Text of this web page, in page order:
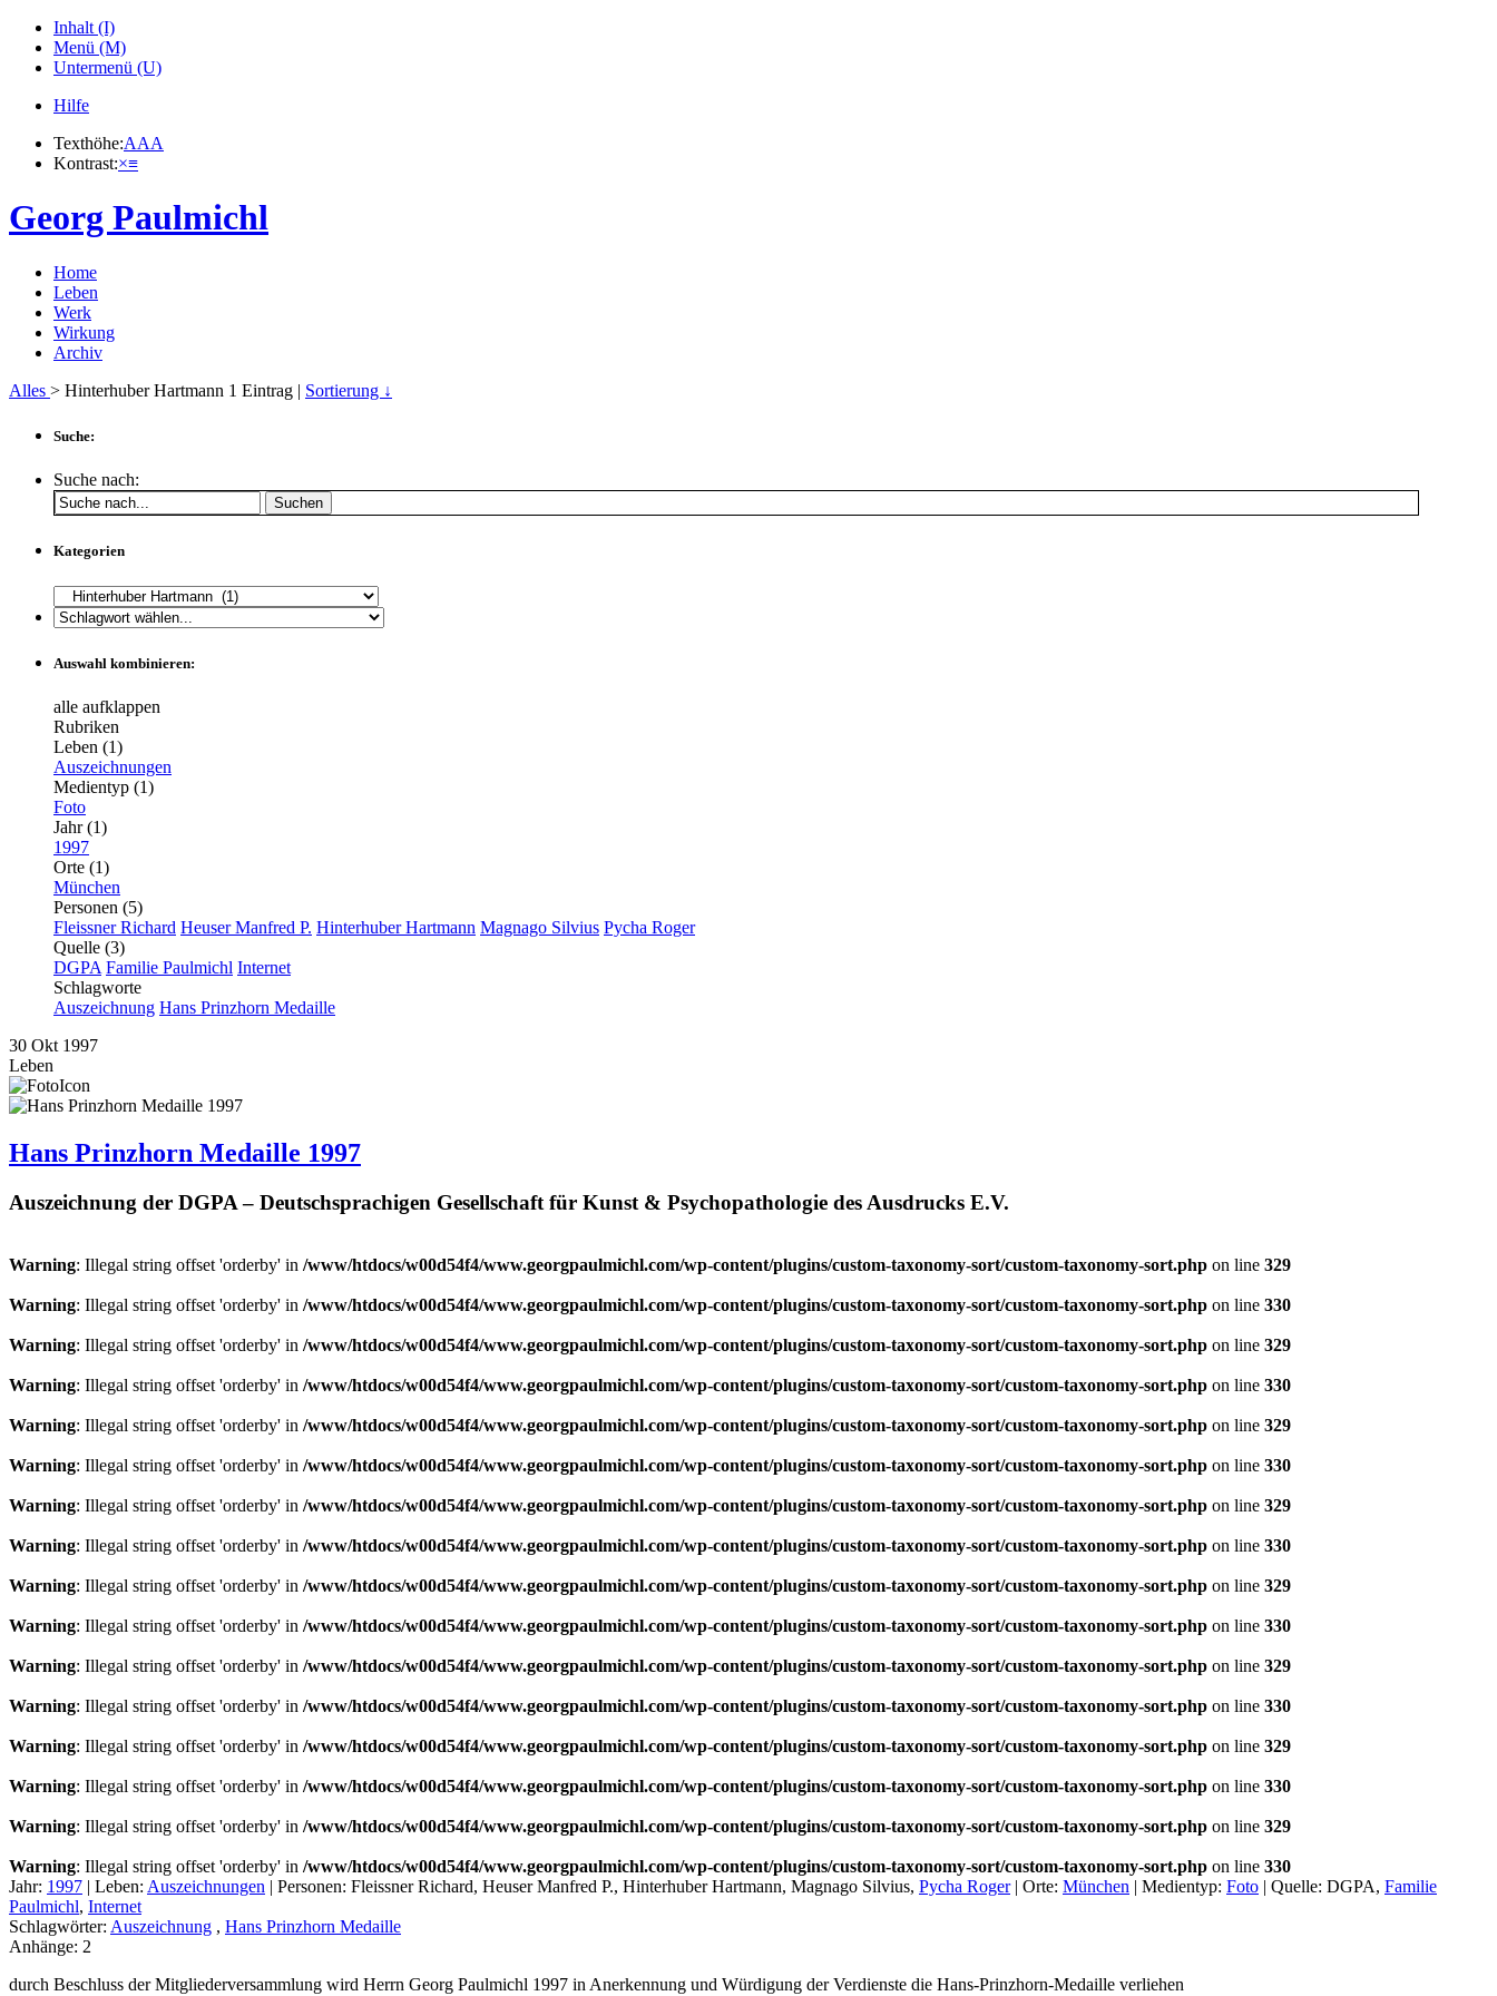
Inhalt (I)
Menü (M)
Untermenü (U)
Hilfe
Texthöhe:AAA
Kontrast:×≡
Georg Paulmichl
Home
Leben
Werk
Wirkung
Archiv
Alles > Hinterhuber Hartmann 1 Eintrag | Sortierung ↓
Suche:
Suche nach:
Suchen
Kategorien
Auswahl kombinieren:
alle aufklappen
Rubriken
Leben (1)
Auszeichnungen
Medientyp (1)
Foto
Jahr (1)
1997
Orte (1)
München
Personen (5)
Fleissner Richard Heuser Manfred P. Hinterhuber Hartmann Magnago Silvius Pycha Roger
Quelle (3)
DGPA Familie Paulmichl Internet
Schlagworte
Auszeichnung Hans Prinzhorn Medaille
30 Okt 1997
Leben
Hans Prinzhorn Medaille 1997
Auszeichnung der DGPA – Deutschsprachigen Gesellschaft für Kunst & Psychopathologie des Ausdrucks E.V.
Warning: Illegal string offset 'orderby' in /www/htdocs/w00d54f4/www.georgpaulmichl.com/wp-content/plugins/custom-taxonomy-sort/custom-taxonomy-sort.php on line 329
Warning: Illegal string offset 'orderby' in /www/htdocs/w00d54f4/www.georgpaulmichl.com/wp-content/plugins/custom-taxonomy-sort/custom-taxonomy-sort.php on line 330
Warning: Illegal string offset 'orderby' in /www/htdocs/w00d54f4/www.georgpaulmichl.com/wp-content/plugins/custom-taxonomy-sort/custom-taxonomy-sort.php on line 329
Warning: Illegal string offset 'orderby' in /www/htdocs/w00d54f4/www.georgpaulmichl.com/wp-content/plugins/custom-taxonomy-sort/custom-taxonomy-sort.php on line 330
Warning: Illegal string offset 'orderby' in /www/htdocs/w00d54f4/www.georgpaulmichl.com/wp-content/plugins/custom-taxonomy-sort/custom-taxonomy-sort.php on line 329
Warning: Illegal string offset 'orderby' in /www/htdocs/w00d54f4/www.georgpaulmichl.com/wp-content/plugins/custom-taxonomy-sort/custom-taxonomy-sort.php on line 330
Warning: Illegal string offset 'orderby' in /www/htdocs/w00d54f4/www.georgpaulmichl.com/wp-content/plugins/custom-taxonomy-sort/custom-taxonomy-sort.php on line 329
Warning: Illegal string offset 'orderby' in /www/htdocs/w00d54f4/www.georgpaulmichl.com/wp-content/plugins/custom-taxonomy-sort/custom-taxonomy-sort.php on line 330
Warning: Illegal string offset 'orderby' in /www/htdocs/w00d54f4/www.georgpaulmichl.com/wp-content/plugins/custom-taxonomy-sort/custom-taxonomy-sort.php on line 329
Warning: Illegal string offset 'orderby' in /www/htdocs/w00d54f4/www.georgpaulmichl.com/wp-content/plugins/custom-taxonomy-sort/custom-taxonomy-sort.php on line 330
Warning: Illegal string offset 'orderby' in /www/htdocs/w00d54f4/www.georgpaulmichl.com/wp-content/plugins/custom-taxonomy-sort/custom-taxonomy-sort.php on line 329
Warning: Illegal string offset 'orderby' in /www/htdocs/w00d54f4/www.georgpaulmichl.com/wp-content/plugins/custom-taxonomy-sort/custom-taxonomy-sort.php on line 330
Warning: Illegal string offset 'orderby' in /www/htdocs/w00d54f4/www.georgpaulmichl.com/wp-content/plugins/custom-taxonomy-sort/custom-taxonomy-sort.php on line 329
Warning: Illegal string offset 'orderby' in /www/htdocs/w00d54f4/www.georgpaulmichl.com/wp-content/plugins/custom-taxonomy-sort/custom-taxonomy-sort.php on line 330
Warning: Illegal string offset 'orderby' in /www/htdocs/w00d54f4/www.georgpaulmichl.com/wp-content/plugins/custom-taxonomy-sort/custom-taxonomy-sort.php on line 329
Warning: Illegal string offset 'orderby' in /www/htdocs/w00d54f4/www.georgpaulmichl.com/wp-content/plugins/custom-taxonomy-sort/custom-taxonomy-sort.php on line 330
Jahr: 1997 | Leben: Auszeichnungen | Personen: Fleissner Richard, Heuser Manfred P., Hinterhuber Hartmann, Magnago Silvius, Pycha Roger| Orte: München | Medientyp: Foto | Quelle: DGPA, Familie
Paulmichl, Internet
Schlagwörter: Auszeichnung , Hans Prinzhorn Medaille
Anhänge: 2
durch Beschluss der Mitgliederversammlung wird Herrn Georg Paulmichl 1997 in Anerkennung und Würdigung der Verdienste die Hans-Prinzhorn-Medaille verliehen